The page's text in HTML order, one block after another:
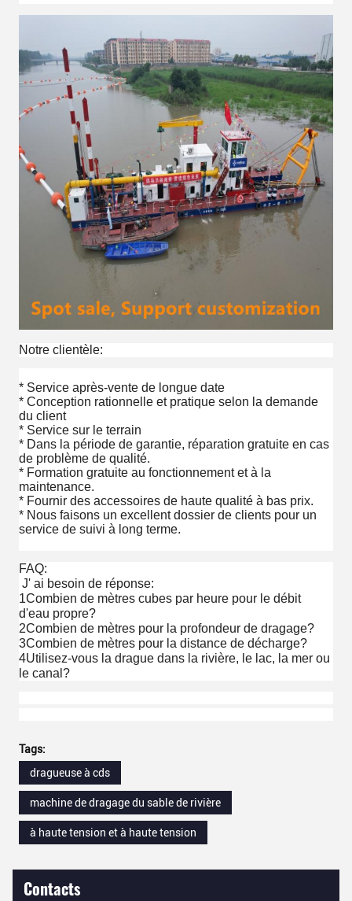
Notre clientèle:
* Service après-vente de longue date
* Conception rationnelle et pratique selon la demande
du client
* Service sur le terrain
* Dans la période de garantie, réparation gratuite en cas
de problème de qualité.
* Formation gratuite au fonctionnement et à la
maintenance.
* Fournir des accessoires de haute qualité à bas prix.
* Nous faisons un excellent dossier de clients pour un
service de suivi à long terme.
FAQ:
J' ai besoin de réponse:
1Combien de mètres cubes par heure pour le débit
d'eau propre?
2Combien de mètres pour la profondeur de dragage?
3Combien de mètres pour la distance de décharge?
4Utilisez-vous la drague dans la rivière, le lac, la mer ou
le canal?
Tags:
dragueuse à cds
machine de dragage du sable de rivière
à haute tension et à haute tension
Contacts